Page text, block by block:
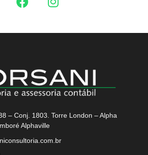
– Conj. 1803. Torre London – Alpha
Alphaville